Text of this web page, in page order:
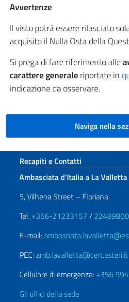
Avvertenze
Il visto potrà essere rilasciato
acquisito il Nulla Osta della
Si prega di fare riferimento alle
carattere generaleriportate in
indicazione da osservare.
Naviga nella
Sezione footer
Recapiti e Contatti
Ambasciata d’Italia a La Valletta
5, Vilhena Street – Floriana
Tel: +356-21233157 / 22489800
E-mail:
PEC:amb.lavalletta@cert.esteri.it
Cellulare di emergenza: +356
Gli uffici della sede